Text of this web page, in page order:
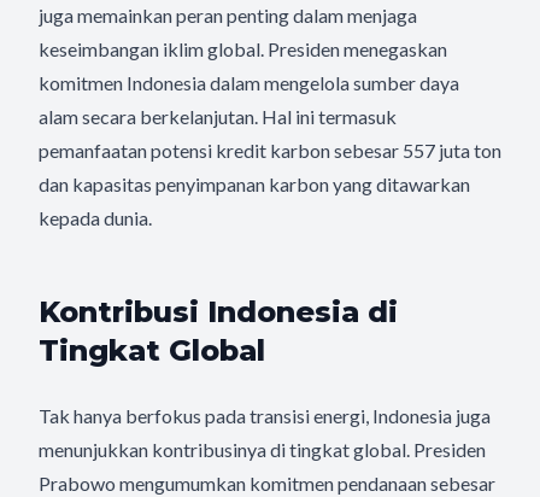
juga memainkan peran penting dalam menjaga
keseimbangan iklim global. Presiden menegaskan
komitmen Indonesia dalam mengelola sumber daya
alam secara berkelanjutan. Hal ini termasuk
pemanfaatan potensi kredit karbon sebesar 557 juta ton
dan kapasitas penyimpanan karbon yang ditawarkan
kepada dunia.
Kontribusi Indonesia di
Tingkat Global
Tak hanya berfokus pada transisi energi, Indonesia juga
menunjukkan kontribusinya di tingkat global. Presiden
Prabowo mengumumkan komitmen pendanaan sebesar